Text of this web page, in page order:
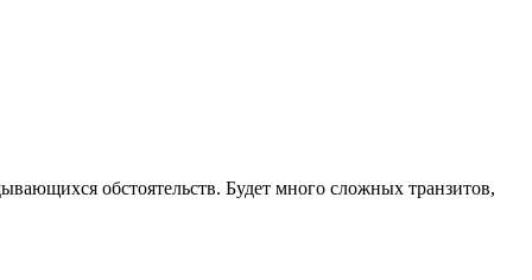
обстоятельств. Будет много сложных транзитов,